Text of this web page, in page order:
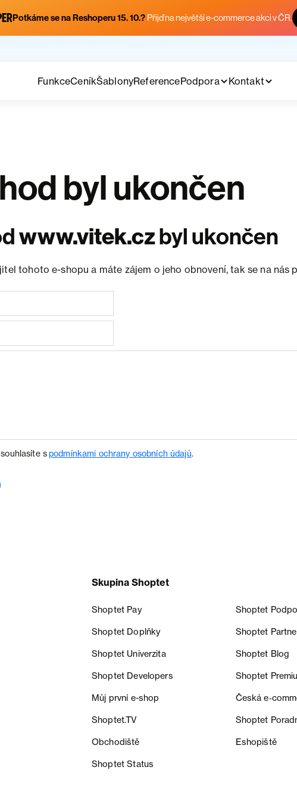
Potkáme se na Reshoperu 15. 10.? Přijď na největší e-commerce akci v ČR.
FunkceCeníkŠablonyReferencePodpora Kontakt
byl ukončen
www.vitek.czbyl ukončen
tohoto e-shopu a máte zájem o jeho obnovení, tak se na nás
spodmínkami ochrany osobních údajů.
Skupina Shoptet
Shoptet Pay Shoptet
Shoptet Doplňky Shoptet
Shoptet Univerzita Shoptet Blog
Shoptet Developers Shoptet
Můj první e-shop Česká
Shoptet.TV Shoptet
Obchodiště Eshopiště
Shoptet Status